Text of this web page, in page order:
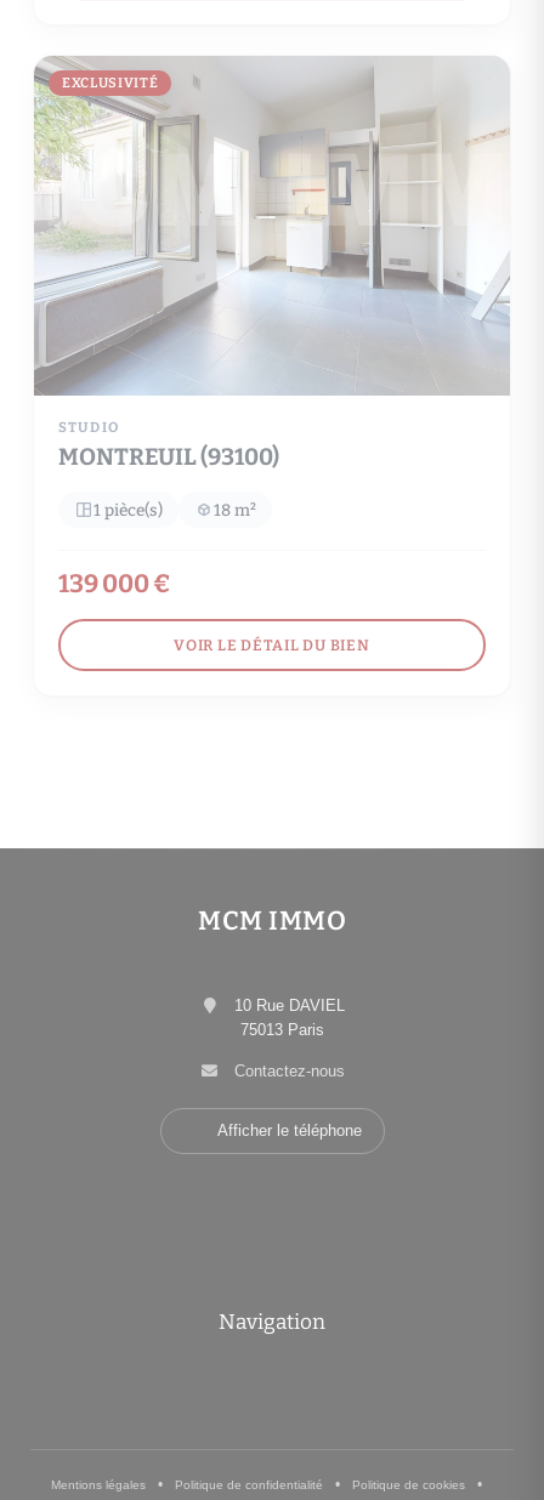
EXCLUSIVITÉ
STUDIO
MONTREUIL (93100)
1 pièce(s) 18 m²
139 000 €
VOIR LE DÉTAIL DU BIEN
MCM IMMO
10 Rue DAVIEL
75013 Paris
Contactez-nous
Afficher le téléphone
Navigation
Mentions légales • Politique de confidentialité • Politique de cookies •